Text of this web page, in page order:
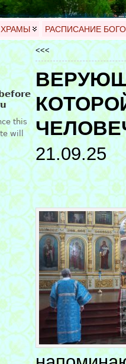
ХРАМЫ РАСПИСАНИЕ
<<<
21.09.25